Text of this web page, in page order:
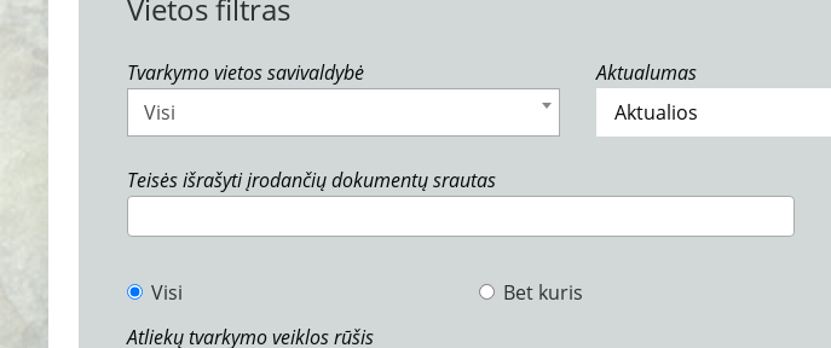
Vietos filtras
Tvarkymo vietos savivaldybė
Visi
Aktualumas
Teisės išrašyti įrodančių dokumentų srautas
Visi
Bet kuris
Atliekų tvarkymo veiklos rūšis